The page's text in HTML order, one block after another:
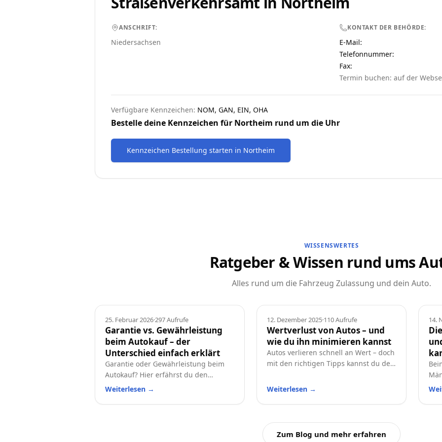
ANSCHRIFT:
Niedersachsen
KONTAKT DER BEHÖRDE:
E-Mail:
Telefonnummer:
Fax:
Termin buchen: auf der
Verfügbare Kennzeichen: NOM, GAN, EIN, OHA
Bestelle deine Kennzeichen für Northeim rund um die Uhr
Kennzeichen Bestellung starten in Northeim
WISSENSWERTES
Ratgeber & Wissen rund ums
Alles rund um die Fahrzeug Zulassung und dein Auto.
Ratgeber
25. Februar 2026·297Aufrufe
Garantie vs. Gewährleistung
beim Autokauf – der
Unterschied einfach erklärt
Garantie oder Gewährleistung beim
Autokauf? Hier erfährst du den
Unterschied, welche Rechte du hast
Gebrauchtwagen achten solltest.
Weiterlesen →
Ratgeber
12. Dezember 2025·110Aufrufe
Wertverlust von Autos – und
wie du ihn minimieren kannst
Autos verlieren schnell an Wert – doch
mit den richtigen Tipps kannst du den
Erfahre, welche Faktoren besonders
langfristig wertstabil hältst.
Weiterlesen →
14.
Zum Blog und mehr erfahren